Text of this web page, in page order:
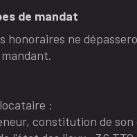
de mandat
ne
:
constitution de